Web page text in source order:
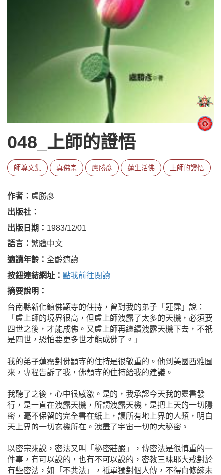
048_上師的證悟
師尊文集 真佛宗 盧勝彥 蓮生活佛 上師的證悟
作者： 盧勝彥
出版社：
出版日期： 1983/12/01
語言： 繁體中文
適讀年齡： 全齡適讀
按鈕連結網址： 點我前往閱讀
摘要說明：
台南縣新化鎮佛顓寺的住持，曾對我的弟子「蓮霈」說：
「盧上師的境界很高，但盧上師洩露了太多的天機，必須要
四世之後，才能成佛。又盧上師再繼續洩露天機下去，不祇
是四世，恐怕要更多世才能成佛了。」
我的弟子蓮霈對佛顓寺的住持是很敬重的。他到美國西雅圖
來，專程告訴了我，佛顓寺的住持給我的建議。
我聽了之後，心中很感激。是的，我承認今天我的靈書發
行，是一直在洩露天機，所謂洩露天機，是把上天的一切隱
密，毫不保留的完全書在紙上，讓所有地上界的人類，明白
天上界的一切玄機所在。洩盡了宇宙一切的大秘密。
以密宗來說，密法又叫「秘密莊嚴」，傳密法是很慎重的一
件事，有可以說的，也有不可以說的，密教三昧耶大戒對於
有些密法，如「不共法」，祇單獨對個人傳，不得向修練未